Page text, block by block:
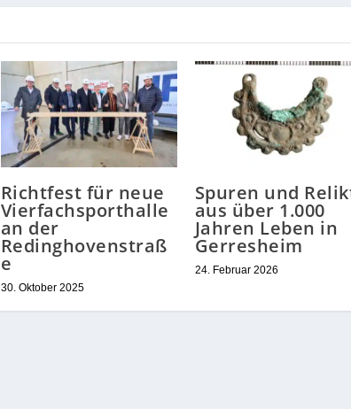
Richtfest für neue
Vierfachsporthalle
an der
Redinghovenstraß
e
30. Oktober 2025
Spuren und
aus über 1.000
Jahren Leben in
Gerresheim
24. Februar 2026